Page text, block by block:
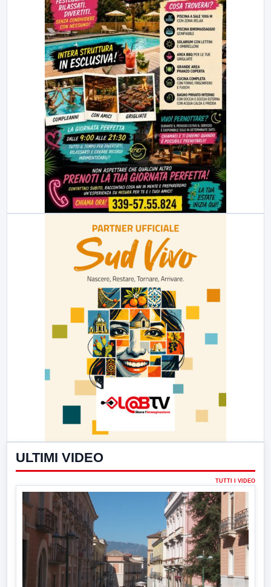
ULTIMI VIDEO
TUTTI I VIDEO